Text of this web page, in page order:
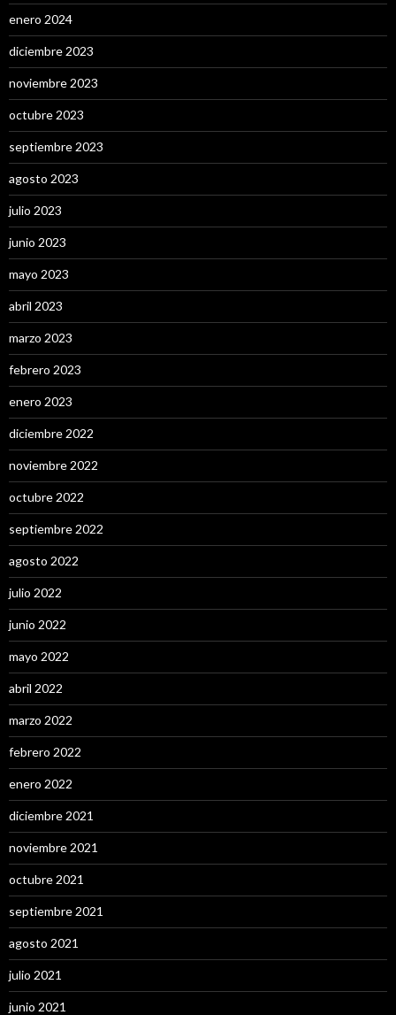
enero 2024
diciembre 2023
noviembre 2023
octubre 2023
septiembre 2023
agosto 2023
julio 2023
junio 2023
mayo 2023
abril 2023
marzo 2023
febrero 2023
enero 2023
diciembre 2022
noviembre 2022
octubre 2022
septiembre 2022
agosto 2022
julio 2022
junio 2022
mayo 2022
abril 2022
marzo 2022
febrero 2022
enero 2022
diciembre 2021
noviembre 2021
octubre 2021
septiembre 2021
agosto 2021
julio 2021
junio 2021